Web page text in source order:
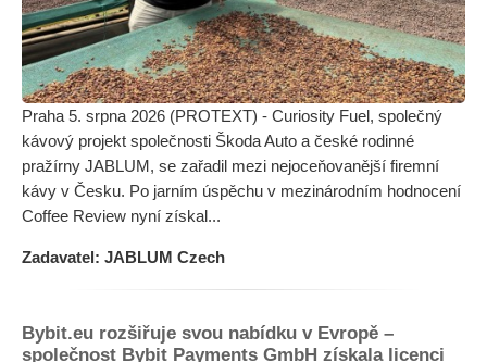
Praha 5. srpna 2026 (PROTEXT) - Curiosity Fuel, společný
kávový projekt společnosti Škoda Auto a české rodinné
pražírny JABLUM, se zařadil mezi nejoceňovanější firemní
kávy v Česku. Po jarním úspěchu v mezinárodním hodnocení
Coffee Review nyní získal...
Zadavatel: JABLUM Czech
Bybit.eu rozšiřuje svou nabídku v Evropě –
společnost Bybit Payments GmbH získala licenci